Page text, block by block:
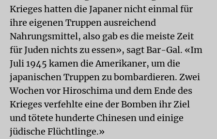
Krieges hatten die Japaner nicht einmal für
ihre eigenen Truppen ausreichend
Nahrungsmittel, also gab es die meiste Zeit
für Juden nichts zu essen», sagt Bar-Gal. «Im
Juli 1945 kamen die Amerikaner, um die
japanischen Truppen zu bombardieren. Zwei
Wochen vor Hiroschima und dem Ende des
Krieges verfehlte eine der Bomben ihr Ziel
und tötete hunderte Chinesen und einige
jüdische Flüchtlinge.»